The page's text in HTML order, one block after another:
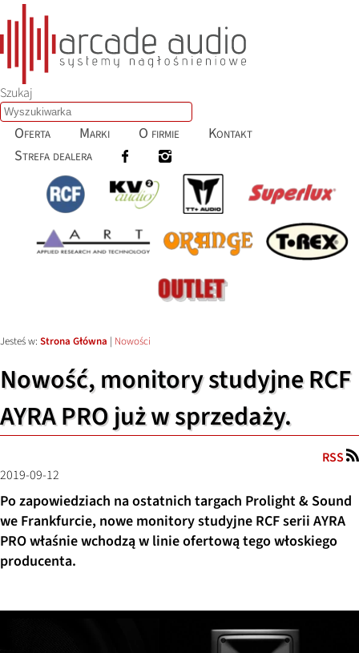
Szukaj
Oferta Marki O firmie
Kontakt
Strefa dealera
Jesteś w: Strona Główna | Nowości
Nowość, monitory studyjne RCF
AYRA PRO już w sprzedaży.
RSS
2019-09-12
Po zapowiedziach na ostatnich targach Prolight & Sound
we Frankfurcie, nowe monitory studyjne RCF serii AYRA
PRO właśnie wchodzą w linie ofertową tego włoskiego
producenta.